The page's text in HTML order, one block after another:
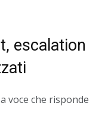
escalation
voce che risponde